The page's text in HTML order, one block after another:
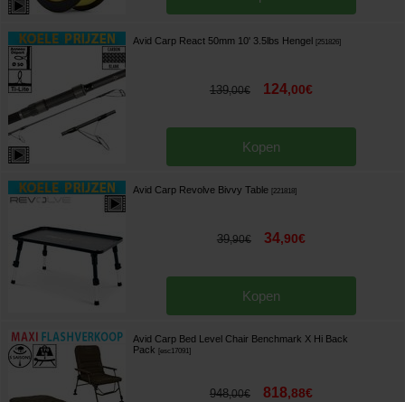
Avid Carp React 50mm 10' 3.5lbs Hengel 251826]
139,00€ 124,00€
Kopen
Avid Carp Revolve Bivvy Table 221818]
39,90€ 34,90€
Kopen
Avid Carp Bed Level Chair Benchmark X Hi Back
Pack
[esc17091]
948,00€ 818,88€